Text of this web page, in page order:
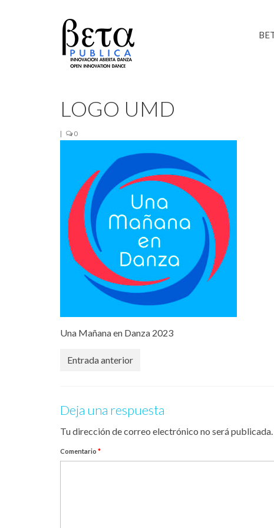
LOGO UMD
| 0
Una Mañana en Danza 2023
Entrada anterior
Deja una respuesta
Tu dirección de correo electrónico no será publicada.
Comentario *